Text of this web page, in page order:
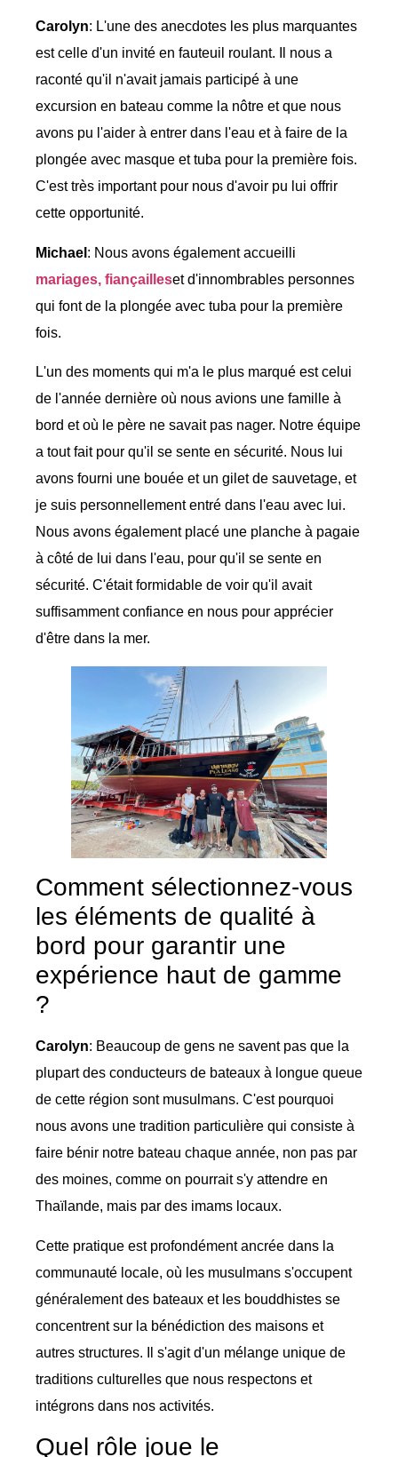
Carolyn: L'une des anecdotes les plus marquantes
est celle d'un invité en fauteuil roulant. Il nous a
raconté qu'il n'avait jamais participé à une
excursion en bateau comme la nôtre et que nous
avons pu l'aider à entrer dans l'eau et à faire de la
plongée avec masque et tuba pour la première fois.
C'est très important pour nous d'avoir pu lui offrir
cette opportunité.
Michael : Nous avons également accueilli
mariages, fiançailleset d'innombrables personnes
qui font de la plongée avec tuba pour la première
fois.
L'un des moments qui m'a le plus marqué est celui
de l'année dernière où nous avions une famille à
bord et où le père ne savait pas nager. Notre équipe
a tout fait pour qu'il se sente en sécurité. Nous lui
avons fourni une bouée et un gilet de sauvetage, et
je suis personnellement entré dans l'eau avec lui.
Nous avons également placé une planche à pagaie
à côté de lui dans l'eau, pour qu'il se sente en
sécurité. C'était formidable de voir qu'il avait
suffisamment confiance en nous pour apprécier
d'être dans la mer.
Comment sélectionnez-vous
les éléments de qualité à
bord pour garantir une
expérience haut de gamme
?
Carolyn: Beaucoup de gens ne savent pas que la
plupart des conducteurs de bateaux à longue queue
de cette région sont musulmans. C'est pourquoi
nous avons une tradition particulière qui consiste à
faire bénir notre bateau chaque année, non pas par
des moines, comme on pourrait s'y attendre en
Thaïlande, mais par des imams locaux.
Cette pratique est profondément ancrée dans la
communauté locale, où les musulmans s'occupent
généralement des bateaux et les bouddhistes se
concentrent sur la bénédiction des maisons et
autres structures. Il s'agit d'un mélange unique de
traditions culturelles que nous respectons et
intégrons dans nos activités.
Quel rôle joue le